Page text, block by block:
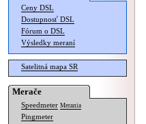
Ceny DSL
Dostupnosť DSL
Fórum o DSL
Výsledky meraní
Satelitná mapa SR
Merače
Speedmeter Merania
Pingmeter